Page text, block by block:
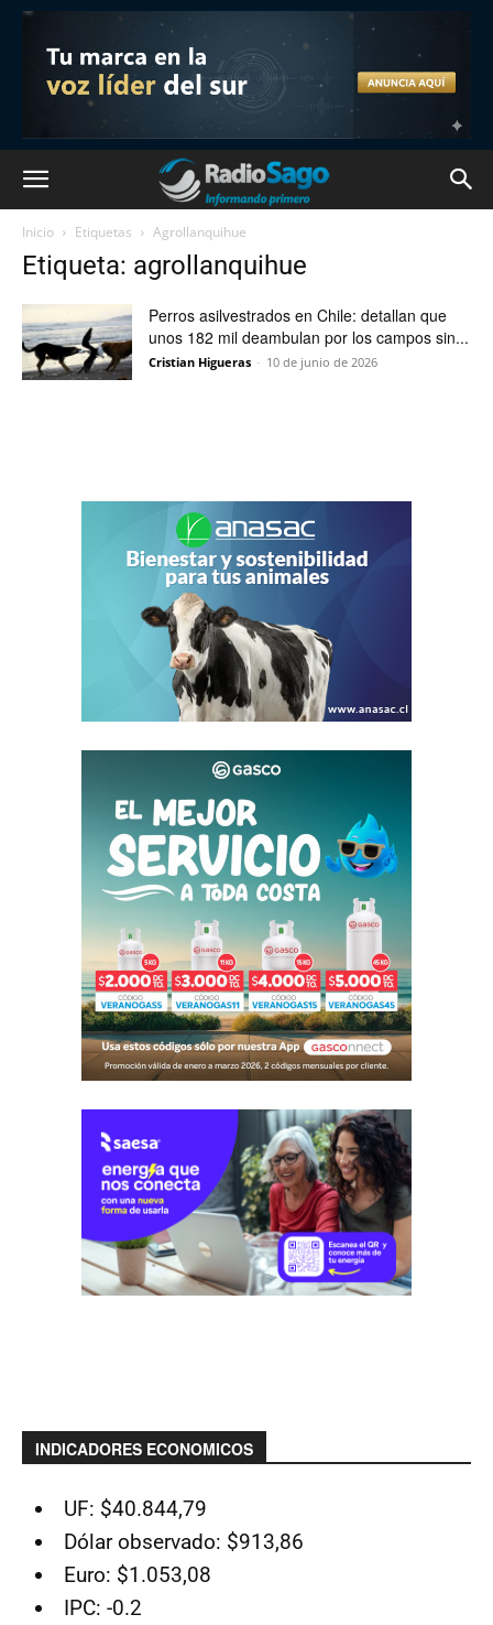
Inicio Etiquetas Agrollanquihue
Etiqueta: agrollanquihue
Perros asilvestrados en Chile: detallan que
unos 182 mil deambulan por los campos sin...
Cristian Higueras - 10 de junio de 2026
INDICADORES ECONOMICOS
UF: $40.844,79
Dólar observado: $913,86
Euro: $1.053,08
IPC: -0.2